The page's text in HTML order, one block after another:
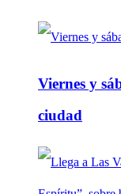
Viernes y
ciudad